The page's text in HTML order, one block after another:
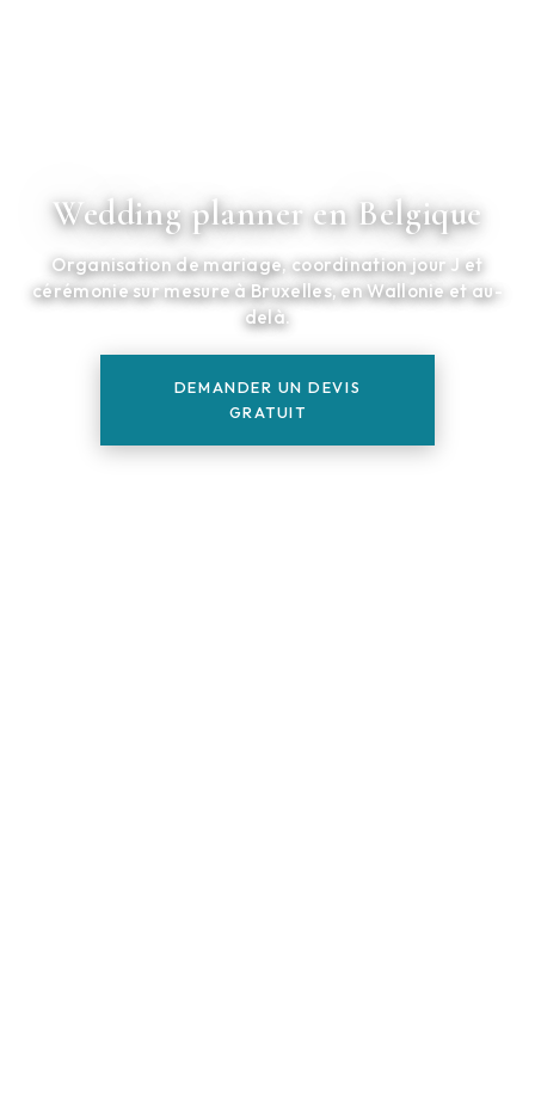
Wedding planner en Belgique
Organisation de mariage, coordination jour J et
cérémonie sur mesure à Bruxelles, en Wallonie et au-
delà.
DEMANDER UN DEVIS
GRATUIT